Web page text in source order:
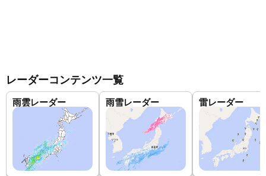
レーダーコンテンツ一覧
雨雲レーダー 雨雪レーダー 雷レーダー